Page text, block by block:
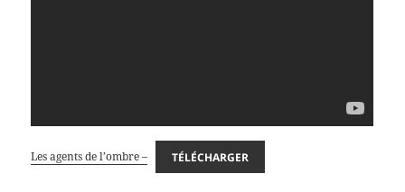
Les agents de l’ombre – TÉLÉCHARGER